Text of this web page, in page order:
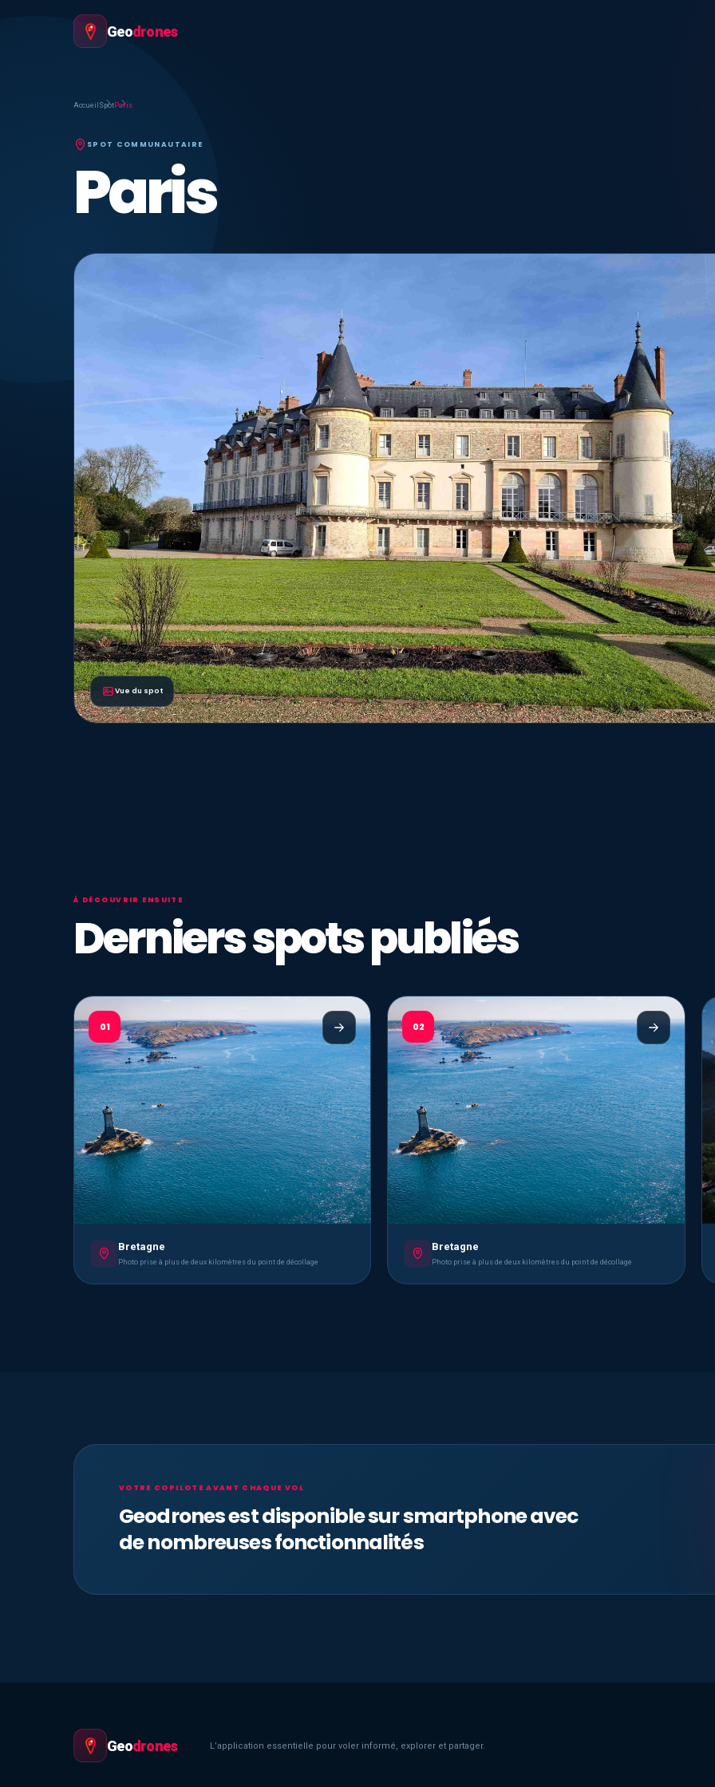
Geodrones
Accueil SpotParis
SPOT COMMUNAUTAIRE
Paris
Vue du spot
À DÉCOUVRIR ENSUITE
Derniers spots publiés
01
Bretagne
Photo prise à plus de deux kilomètres du point de décollage
02
Bretagne
Photo prise à plus de deux kilomètres du point de décollage
VOTRE COPILOTE AVANT CHAQUE VOL
Geodrones est disponible sur smartphone avec
de nombreuses fonctionnalités
Geodrones L’application essentielle pour voler informé, explorer et partager.